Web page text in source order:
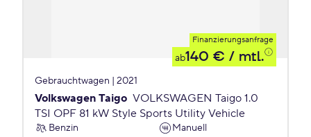
Finanzierungsanfrage
ab140 € / mtl.
Gebrauchtwagen | 2021
Volkswagen Taigo VOLKSWAGEN Taigo 1.0
TSI OPF 81 kW Style Sports Utility Vehicle
Benzin
Manuell